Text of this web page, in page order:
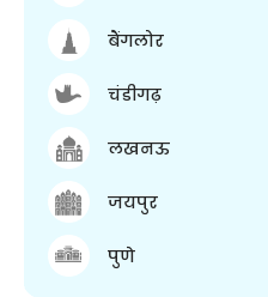
बैंगलोर
चंडीगढ़
लखनऊ
जयपुर
पुणे